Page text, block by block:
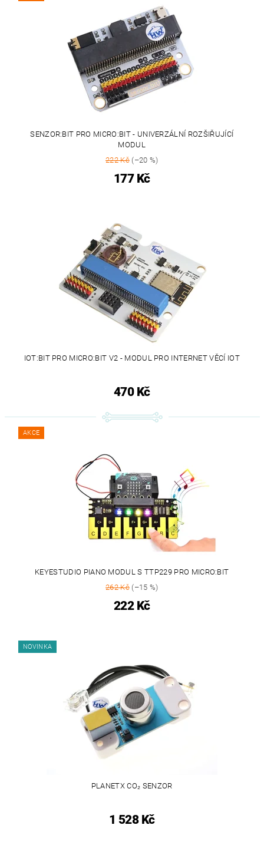
SENZOR:BIT PRO MICRO:BIT - UNIVERZÁLNÍ ROZŠIŘUJÍCÍ
MODUL
222 Kč(–20 %)
177 Kč
IOT:BIT PRO MICRO:BIT V2 - MODUL PRO INTERNET VĚCÍ IOT
470 Kč
AKCE
KEYESTUDIO PIANO MODUL S TTP229 PRO MICRO:BIT
262 Kč(–15 %)
222 Kč
NOVINKA
PLANETX CO₂ SENZOR
1 528 Kč